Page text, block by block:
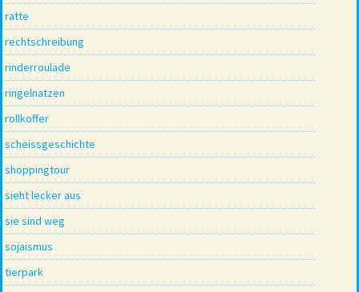
ratte
rechtschreibung
rinderroulade
ringelnatzen
rollkoffer
scheissgeschichte
shoppingtour
sieht lecker aus
sie sind weg
sojaismus
tierpark